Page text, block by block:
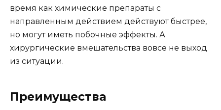
время как химические препараты с
направленным действием действуют быстрее,
но могут иметь побочные эффекты. А
хирургические вмешательства вовсе не выход
из ситуации.
Преимущества